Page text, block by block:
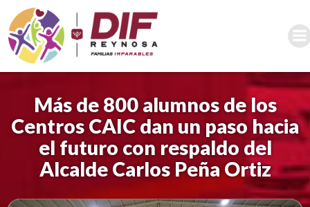
al
contenido
Más de 800 alumnos de los
Centros CAIC dan un paso hacia
el futuro con respaldo del
Alcalde Carlos Peña Ortiz